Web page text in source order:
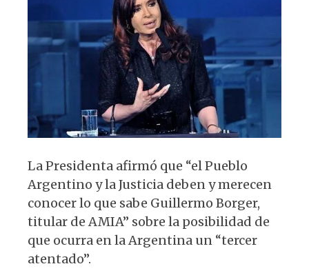
La Presidenta afirmó que “el Pueblo
Argentino y la Justicia deben y merecen
conocer lo que sabe Guillermo Borger,
titular de AMIA” sobre la posibilidad de
que ocurra en la Argentina un “tercer
atentado”.